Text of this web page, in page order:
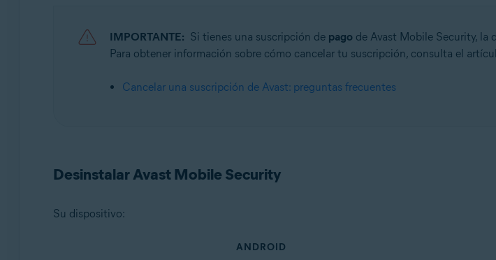
IMPORTANTE: Si tienes una suscripción de pago de Avast Mobile Security, la
Para obtener información sobre cómo cancelar tu suscripción, consulta el
Cancelar una suscripción de Avast: preguntas frecuentes
Desinstalar Avast Mobile Security
Su dispositivo:
ANDROID